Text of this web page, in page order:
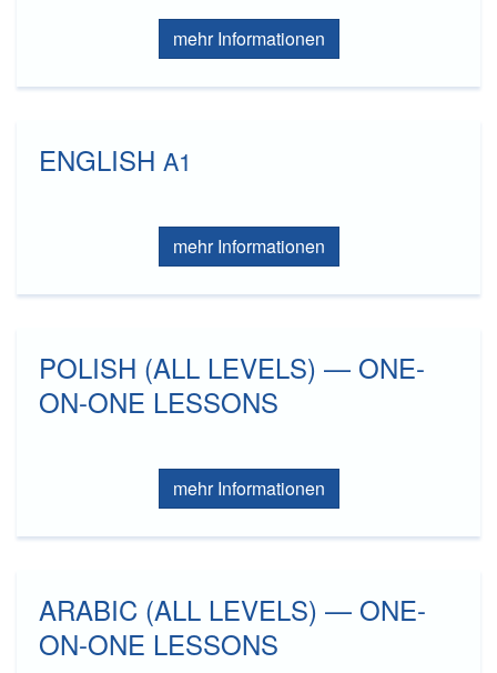
mehr Informationen
ENGLISH A1
mehr Informationen
POLISH (ALL LEVELS) — ONE-
ON-ONE LESSONS
mehr Informationen
ARABIC (ALL LEVELS) — ONE-
ON-ONE LESSONS